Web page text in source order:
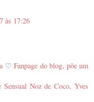
às 17:26
♡Fanpage do blog, põe um
Noz de Coco, Yves